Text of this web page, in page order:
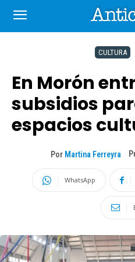
CULTURA
En Morón
subsidios
espacios
Por Martina Ferreyra
WhatsApp